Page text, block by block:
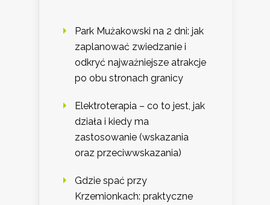
Park Mużakowski na 2 dni: jak
zaplanować zwiedzanie i
odkryć najważniejsze atrakcje
po obu stronach granicy
Elektroterapia – co to jest, jak
działa i kiedy ma
zastosowanie (wskazania
oraz przeciwwskazania)
Gdzie spać przy
Krzemionkach: praktyczne